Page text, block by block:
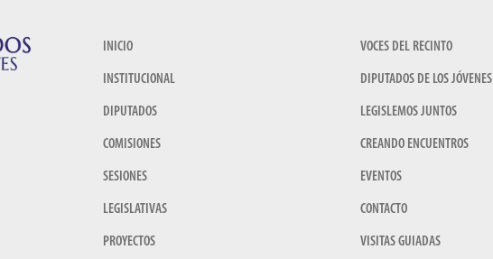
INICIO
INSTITUCIONAL
DIPUTADOS
COMISIONES
SESIONES
LEGISLATIVAS
PROYECTOS
VOCES DEL RECINTO
DIPUTADOS DE LOS JÓVENES
LEGISLEMOS JUNTOS
CREANDO ENCUENTROS
EVENTOS
CONTACTO
VISITAS GUIADAS